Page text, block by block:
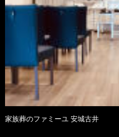
家族葬のファミーユ 安城古井